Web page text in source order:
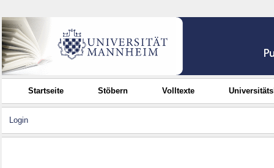
Startseite Stöbern Volltexte
Login